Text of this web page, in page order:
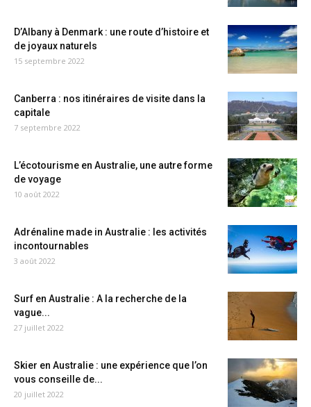
D’Albany à Denmark : une route d’histoire et
de joyaux naturels
15 septembre 2022
Canberra : nos itinéraires de visite dans la
capitale
7 septembre 2022
L’écotourisme en Australie, une autre forme
de voyage
10 août 2022
Adrénaline made in Australie : les activités
incontournables
3 août 2022
Surf en Australie : A la recherche de la
vague...
27 juillet 2022
Skier en Australie : une expérience que l’on
vous conseille de...
20 juillet 2022